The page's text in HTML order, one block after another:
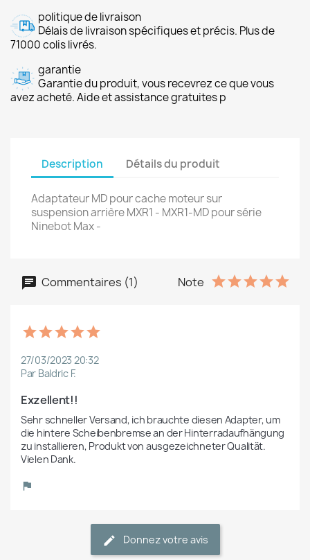
politique de livraison
Délais de livraison spécifiques et précis. Plus de
71000 colis livrés.
garantie
Garantie du produit, vous recevrez ce que vous
avez acheté. Aide et assistance gratuites p
Description Détails du produit
Adaptateur MD pour cache moteur sur
suspension arrière MXR1 - MXR1-MD pour série
Ninebot Max -
Commentaires (1) Note
27/03/2023 20:32
Par Baldric F.
Exzellent!!
Sehr schneller Versand, ich brauchte diesen Adapter, um
die hintere Scheibenbremse an der Hinterradaufhängung
zu installieren, Produkt von ausgezeichneter Qualität.
Vielen Dank.
Donnez votre avis